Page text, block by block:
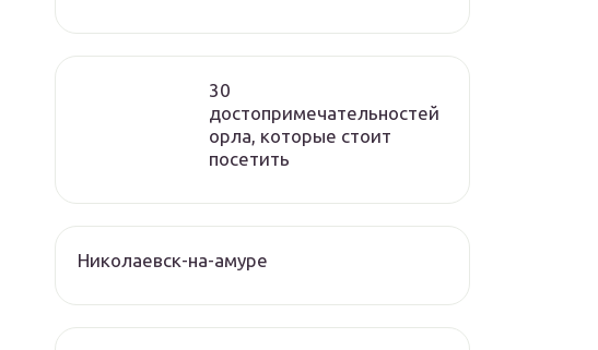
30
достопримечательностей
орла, которые стоит
посетить
Николаевск-на-амуре